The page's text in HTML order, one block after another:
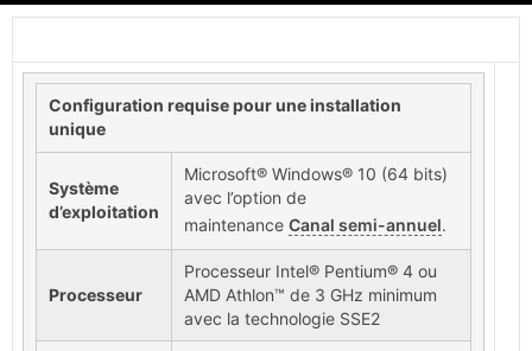
Configuration requise pour une installation
unique
Système
d’exploitation
Microsoft® Windows® 10 (64 bits)
avec l’option de
maintenance Canal semi-annuel.
Processeur
Processeur Intel® Pentium® 4 ou
AMD Athlon™ de 3 GHz minimum
avec la technologie SSE2